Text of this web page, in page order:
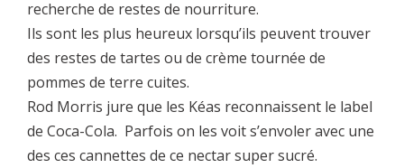
recherche de restes de nourriture.
Ils sont les plus heureux lorsqu’ils peuvent trouver
des restes de tartes ou de crème tournée de
pommes de terre cuites.
Rod Morris jure que les Kéas reconnaissent le label
de Coca-Cola. Parfois on les voit s’envoler avec une
des ces cannettes de ce nectar super sucré.